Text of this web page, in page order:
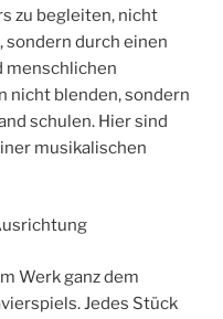
zu begleiten, nicht
durch einen
menschlichen
nicht blenden, sondern
schulen. Hier sind
musikalischen
Werk ganz dem
Jedes Stück